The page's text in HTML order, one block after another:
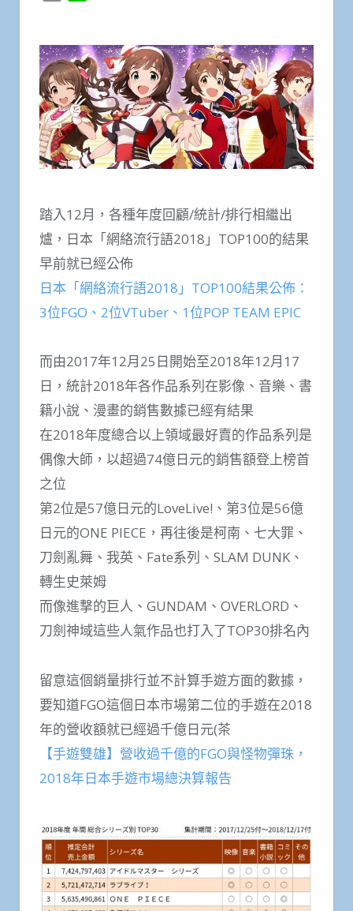
踏入12月，各種年度回顧/統計/排行相繼出
爐，日本「網絡流行語2018」TOP100的結果
早前就已經公佈
日本「網絡流行語2018」TOP100結果公佈：
3位FGO、2位VTuber、1位POP TEAM EPIC
而由2017年12月25日開始至2018年12月17
日，統計2018年各作品系列在影像、音樂、書
籍小說、漫畫的銷售數據已經有結果
在2018年度總合以上領域最好賣的作品系列是
偶像大師，以超過74億日元的銷售額登上榜首
之位
第2位是57億日元的LoveLive!、第3位是56億
日元的ONE PIECE，再往後是柯南、七大罪、
刀劍亂舞、我英、Fate系列、SLAM DUNK、
轉生史萊姆
而像進撃的巨人、GUNDAM、OVERLORD、
刀劍神域這些人氣作品也打入了TOP30排名內
留意這個銷量排行並不計算手遊方面的數據，
要知道FGO這個日本市場第二位的手遊在2018
年的營收額就已經過千億日元(茶
【手遊雙雄】營收過千億的FGO與怪物彈珠，
2018年日本手遊市場總決算報告